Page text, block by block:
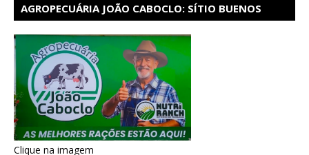
AGROPECUÁRIA JOÃO CABOCLO: SÍTIO BUENOS
Clique na imagem